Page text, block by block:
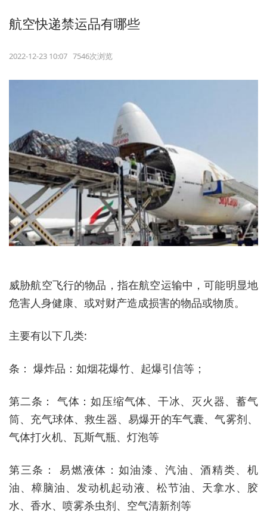
航空快递禁运品有哪些
2022-12-23 10:07 7546次浏览
威胁航空飞行的物品，指在航空运输中，可能明显地
危害人身健康、或对财产造成损害的物品或物质。
主要有以下几类:
条： 爆炸品：如烟花爆竹、起爆引信等；
第二条： 气体：如压缩气体、干冰、灭火器、蓄气
筒、充气球体、救生器、易爆开的车气囊、气雾剂、
气体打火机、瓦斯气瓶、灯泡等
第三条： 易燃液体：如油漆、汽油、酒精类、机
油、樟脑油、发动机起动液、松节油、天拿水、胶
水、香水、喷雾杀虫剂、空气清新剂等